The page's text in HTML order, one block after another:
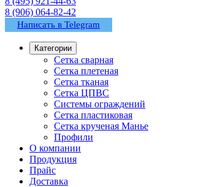
8 (906) 064-82-42
Написать в Telegram
Категории
Сетка сварная
Сетка плетеная
Сетка тканая
Сетка ЦПВС
Системы ограждений
Сетка пластиковая
Сетка крученая Манье
Профили
О компании
Продукция
Прайс
Доставка